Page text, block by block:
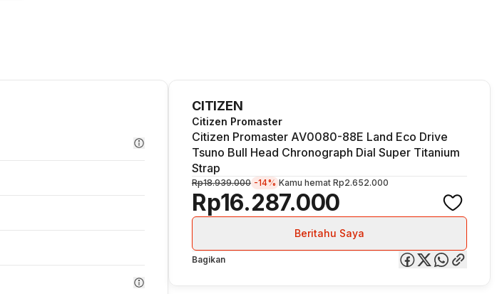
CITIZEN
Citizen Promaster
Citizen Promaster AV0080-88E Land Eco Drive
Tsuno Bull Head Chronograph Dial Super Titanium
Strap
Rp16.287.000
Rp18.939.000 -14% Kamu hemat Rp2.652.000
Beritahu Saya
Bagikan